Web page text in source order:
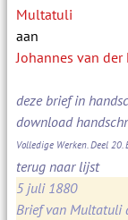
Multatuli
aan
Johannes van der
deze brief in
download
Volledige Werken. Deel
terug naar lijst
5 juli 1880
Brief van Multatuli